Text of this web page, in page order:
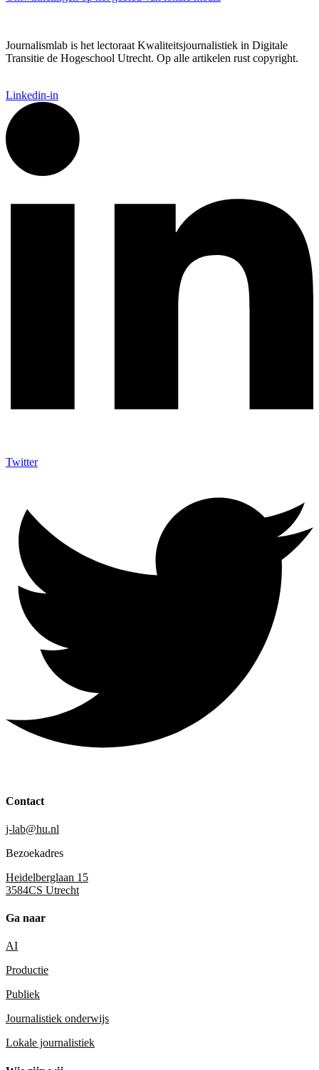
Journalismlab is het lectoraat Kwaliteitsjournalistiek in Digitale
Transitie de Hogeschool Utrecht. Op alle artikelen rust copyright.
Linkedin-in
Twitter
Contact
j-lab@hu.nl
Bezoekadres
Heidelberglaan 15
3584CS Utrecht
Ga naar
AI
Productie
Publiek
Journalistiek onderwijs
Lokale journalistiek